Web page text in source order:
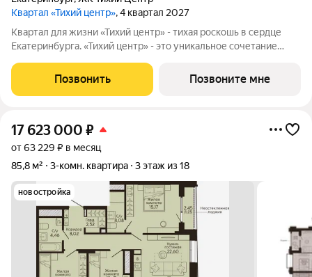
Квартал «Тихий центр», 4 квартал 2027
Квартал для жизни «Тихий центр» - тихая роскошь в сердце
Екатеринбурга. «Тихий центр» - это уникальное сочетание
инфраструктуры. Соседство с главными
достопримечательностями, лучшими ресторанами и
Позвонить Позвоните мне
17 623 000 ₽
от 63 229 ₽ в месяц
85,8 м²
3-комн. квартира 3 этаж из 18
новостройка